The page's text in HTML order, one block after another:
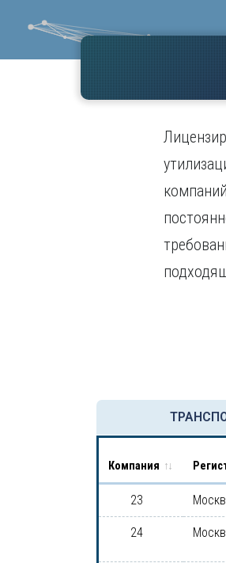
Компания
23
24